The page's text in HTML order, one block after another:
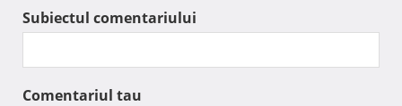
Subiectul comentariului
Comentariul tau